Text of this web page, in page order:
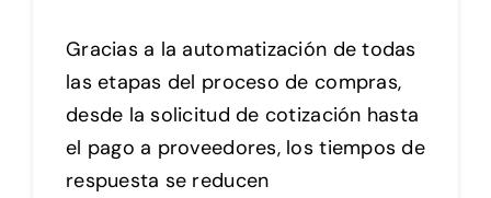
Gracias a la automatización de todas
las etapas del proceso de compras,
desde la solicitud de cotización hasta
el pago a proveedores, los tiempos de
respuesta se reducen